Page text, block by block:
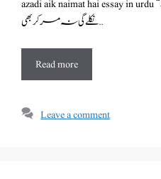
azadi aik naimat hai essay in urdu “آزادی ایک نعمت ہے” مضمون دل سے
نکلے گی نہ مر کر بھی …
Read more
Leave a comment